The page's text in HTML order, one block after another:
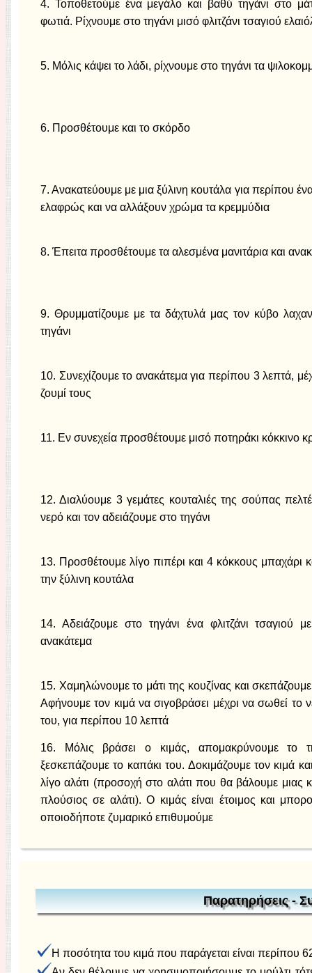
4. Τοποθετούμε ένα μεγάλο και βαθύ τηγάνι στο
φωτιά. Ρίχνουμε στο τηγάνι μισό φλιτζάνι τσαγιού
5. Μόλις κάψει το λάδι, ρίχνουμε στο τηγάνι τα
6. Προσθέτουμε και το σκόρδο
7. Ανακατεύουμε με μια ξύλινη κουτάλα για περίπου
ελαφρώς και να αλλάξουν χρώμα τα κρεμμύδια
8. Έπειτα προσθέτουμε τα αλεσμένα μανιτάρια και
9. Θρυμματίζουμε με τα δάχτυλά μας τον κύβο
τηγάνι
10. Συνεχίζουμε το ανακάτεμα για περίπου 3 λεπτά,
ζουμί τους
11. Εν συνεχεία προσθέτουμε μισό ποτηράκι κόκκινο
12. Διαλύουμε 3 γεμάτες κουταλιές της σούπας
νερό και τον αδειάζουμε στο τηγάνι
13. Προσθέτουμε λίγο πιπέρι και 4 κόκκους μπαχάρι
την ξύλινη κουτάλα
14. Αδειάζουμε στο τηγάνι ένα φλιτζάνι τσαγιού
ανακάτεμα
15. Χαμηλώνουμε το μάτι της κουζίνας και
Αφήνουμε τον κιμά να σιγοβράσει μέχρι να σωθεί το
του, για περίπου 10 λεπτά
16. Μόλις βράσει ο κιμάς, απομακρύνουμε το
ξεσκεπάζουμε το καπάκι του. Δοκιμάζουμε τον κιμά
λίγο αλάτι (προσοχή στο αλάτι που θα βάλουμε μιας
πλούσιος σε αλάτι). Ο κιμάς είναι έτοιμος και
οποιοδήποτε ζυμαρικό επιθυμούμε
Παρατηρήσεις -
Η ποσότητα του κιμά που παράγεται είναι περίπου